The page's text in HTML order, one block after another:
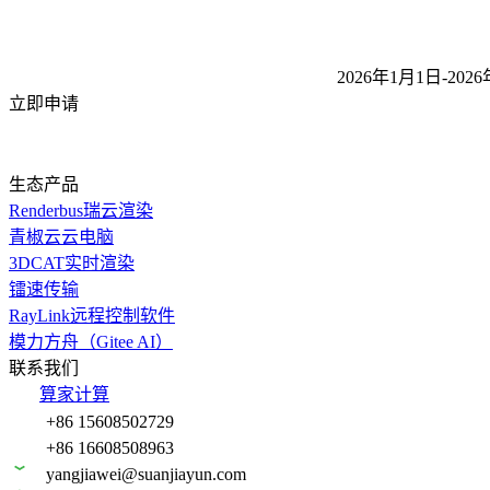
2026年1月1日-2026
立即申请
生态产品
Renderbus瑞云渲染
青椒云云电脑
3DCAT实时渲染
镭速传输
RayLink远程控制软件
模力方舟（Gitee AI）
联系我们
算家计算
+86 15608502729
+86 16608508963
yangjiawei@suanjiayun.com